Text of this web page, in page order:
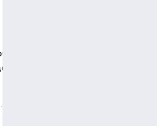
원 (1개월)
다